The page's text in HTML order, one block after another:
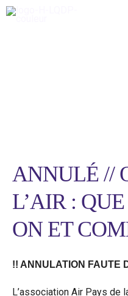
Aller
au
ANNULÉ //
L’AIR :
ON ET
!! ANNULATION FAUTE
L’association Air Pays de